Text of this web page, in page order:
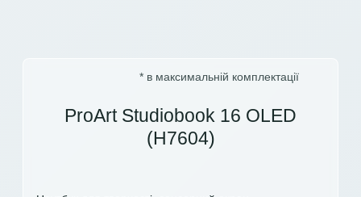
* в максимальній комплектації
ProArt Studiobook 16 OLED
(H7604)